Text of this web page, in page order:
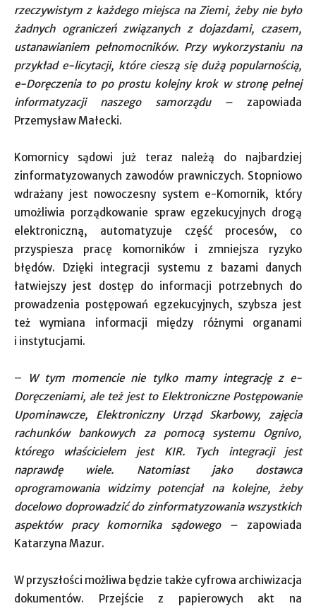
rzeczywistym z każdego miejsca na Ziemi, żeby nie było
żadnych ograniczeń związanych z dojazdami, czasem,
ustanawianiem pełnomocników. Przy wykorzystaniu na
przykład e-licytacji, które cieszą się dużą popularnością,
e-Doręczenia to po prostu kolejny krok w stronę pełnej
informatyzacji naszego samorządu – zapowiada
Przemysław Małecki.
Komornicy sądowi już teraz należą do najbardziej
zinformatyzowanych zawodów prawniczych. Stopniowo
wdrażany jest nowoczesny system e-Komornik, który
umożliwia porządkowanie spraw egzekucyjnych drogą
elektroniczną, automatyzuje część procesów, co
przyspiesza pracę komorników i zmniejsza ryzyko
błędów. Dzięki integracji systemu z bazami danych
łatwiejszy jest dostęp do informacji potrzebnych do
prowadzenia postępowań egzekucyjnych, szybsza jest
też wymiana informacji między różnymi organami
i instytucjami.
– W tym momencie nie tylko mamy integrację z e-
Doręczeniami, ale też jest to Elektroniczne Postępowanie
Upominawcze, Elektroniczny Urząd Skarbowy, zajęcia
rachunków bankowych za pomocą systemu Ognivo,
którego właścicielem jest KIR. Tych integracji jest
naprawdę wiele. Natomiast jako dostawca
oprogramowania widzimy potencjał na kolejne, żeby
docelowo doprowadzić do zinformatyzowania wszystkich
aspektów pracy komornika sądowego – zapowiada
Katarzyna Mazur.
W przyszłości możliwa będzie także cyfrowa archiwizacja
dokumentów. Przejście z papierowych akt na